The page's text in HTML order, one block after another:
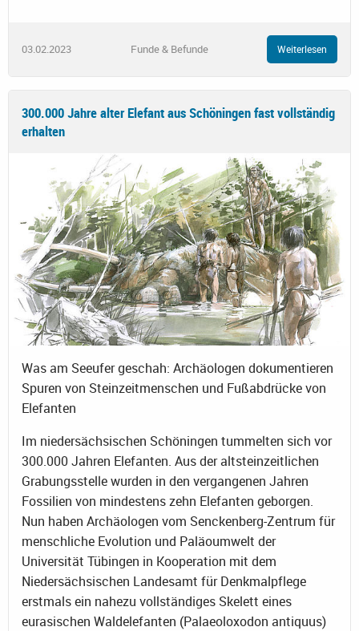
03.02.2023 Funde & Befunde Weiterlesen
300.000 Jahre alter Elefant aus Schöningen fast vollständig
erhalten
Was am Seeufer geschah: Archäologen dokumentieren
Spuren von Steinzeitmenschen und Fußabdrücke von
Elefanten
Im niedersächsischen Schöningen tummelten sich vor
300.000 Jahren Elefanten. Aus der altsteinzeitlichen
Grabungsstelle wurden in den vergangenen Jahren
Fossilien von mindestens zehn Elefanten geborgen.
Nun haben Archäologen vom Senckenberg-Zentrum für
menschliche Evolution und Paläoumwelt der
Universität Tübingen in Kooperation mit dem
Niedersächsischen Landesamt für Denkmalpflege
erstmals ein nahezu vollständiges Skelett eines
eurasischen Waldelefanten (Palaeoloxodon antiquus)